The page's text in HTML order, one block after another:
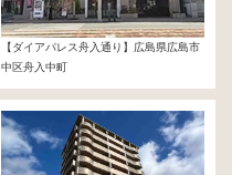
【ダイアパレス舟入通り】広島県広島市
中区舟入中町
29,800,000円